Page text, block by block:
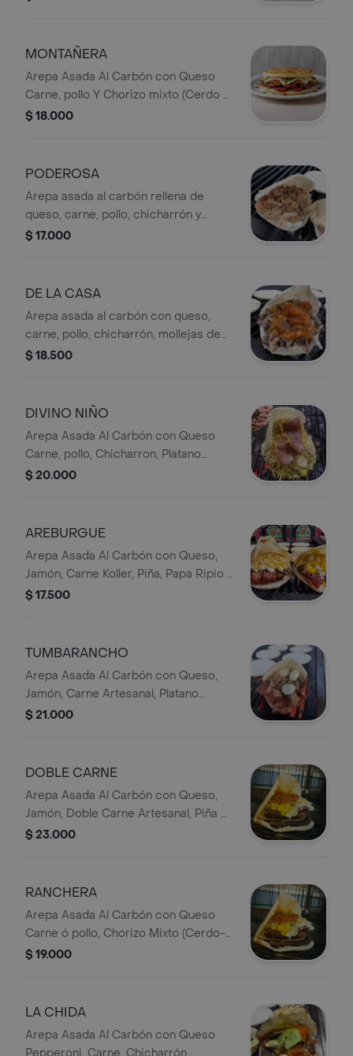
MONTAÑERA
Arepa Asada Al Carbón con Queso
Carne, pollo Y Chorizo mixto (Cerdo y
Carne)
$ 18.000
PODEROSA
Arepa asada al carbón rellena de
queso, carne, pollo, chicharrón y
mollejas de pollo.
$ 17.000
DE LA CASA
Arepa asada al carbón con queso,
carne, pollo, chicharrón, mollejas de
pollo y plátano maduro.
$ 18.500
DIVINO NIÑO
Arepa Asada Al Carbón con Queso
Carne, pollo, Chicharron, Platano
maduro, Maíz Tierno, papa Ripio,
$ 20.000
AREBURGUE
Arepa Asada Al Carbón con Queso,
Jamón, Carne Koller, Piña, Papa Ripio y
Tocineta
$ 17.500
TUMBARANCHO
Arepa Asada Al Carbón con Queso,
Jamón, Carne Artesanal, Platano
Maduro, Papa Ripio, Tocineta mas 1
$ 21.000
DOBLE CARNE
Arepa Asada Al Carbón con Queso,
Jamón, Doble Carne Artesanal, Piña ó
Platano, Papa Ripio, Tocineta
$ 23.000
RANCHERA
Arepa Asada Al Carbón con Queso
Carne ó pollo, Chorizo Mixto (Cerdo-
Carne) Maiz Tierno y Hogao
$ 19.000
LA CHIDA
Arepa Asada Al Carbón con Queso